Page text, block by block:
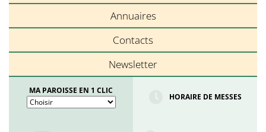
Annuaires
Contacts
Newsletter
MA PAROISSE EN 1 CLIC
HORAIRE DE MESSES